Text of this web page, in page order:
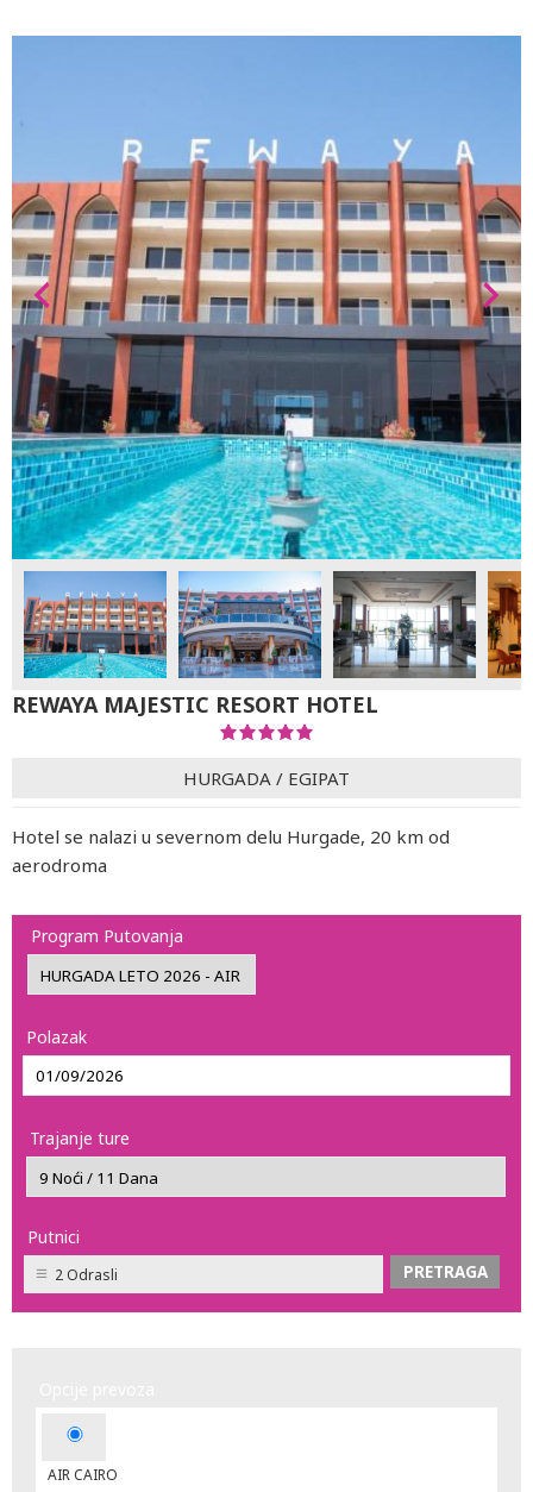
REWAYA MAJESTIC RESORT HOTEL
HURGADA / EGIPAT
Hotel se nalazi u severnom delu Hurgade, 20 km od
aerodroma
Program Putovanja
Polazak
Trajanje ture
Putnici
2 Odrasli
AIR CAIRO